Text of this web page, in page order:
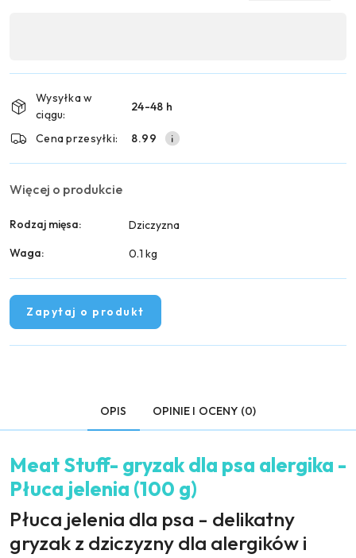
płatność
dostawa
Wysyłka w
ciągu:
24-48 h
Cena przesyłki: 8.99
Więcej o produkcie
Rodzaj mięsa:
Dziczyzna
Waga:
0.1 kg
Zapytaj o produkt
OPIS OPINIE I OCENY (0)
Meat Stuff- gryzak dla psa alergika -
Płuca jelenia (100 g)
Płuca jelenia dla psa - delikatny
gryzak z dziczyzny dla alergików i